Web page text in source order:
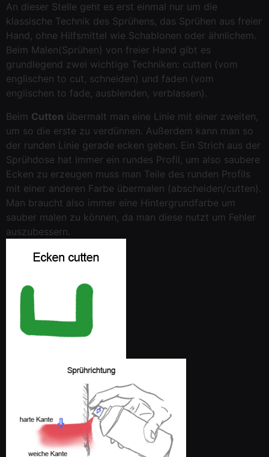
An dieser Stelle geht es erst einmal nur um die
klassische Technik des Sprühens, das Sprühen aus freier
Hand, ohne Hilfsmittel wie Schablonen oder ähnlichem.
Beim Malen(Sprühen) von freier Hand gibt es
grundlegend zwei wichtige Techniken: cutten (vom
englischen to cut, schneiden) und faden (vom
englischen to fade, ausblenden, verblassen).
Beim Cutten übermalt man eine Linie mit einer zweiten,
um so die erste zu verdünnen. Außerdem kann man so
der runden Linie gerade ecken geben. Ein Strich aus der
Sprühdose hat immer ein rundes Profil, um also saubere
Ecken zu erzeugen muss man Teile des runden Profils
mit einer anderen Farbe übermalen (abscheiden/cutten).
Man braucht also immer eine Hintergrundfarbe um
sauber malen zu können, da man diese nutzt um Fehler
auszubessern.